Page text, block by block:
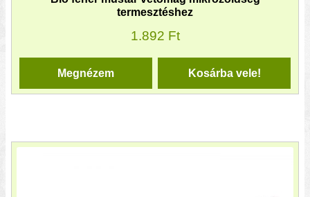
termesztéshez
1.892 Ft
Kosárba vele!
Megnézem